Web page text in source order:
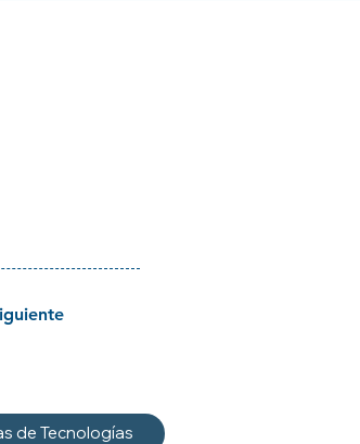
de Tecnologías